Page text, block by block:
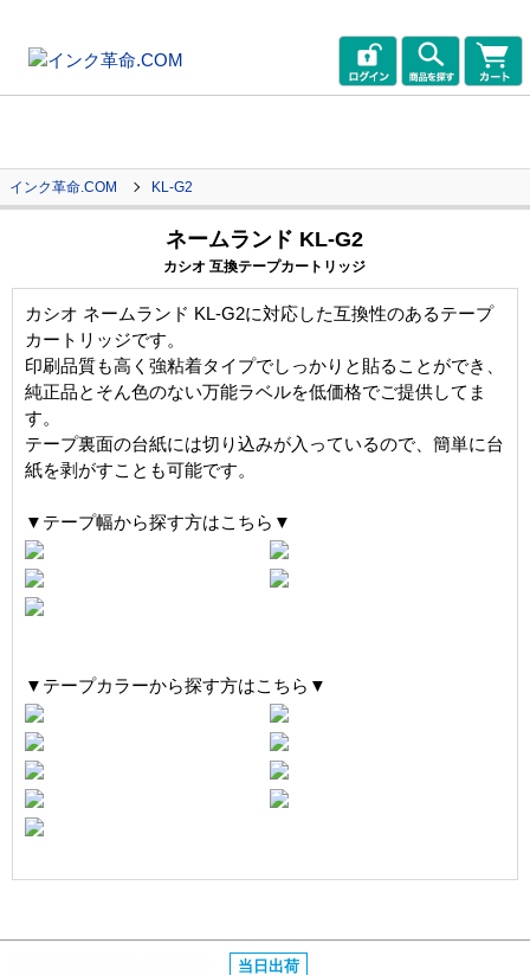
インク革命.COM KL-G2
ネームランド KL-G2
カシオ 互換テープカートリッジ
カシオ ネームランド KL-G2に対応した互換性のあるテープ
カートリッジです。
印刷品質も高く強粘着タイプでしっかりと貼ることができ、
純正品とそん色のない万能ラベルを低価格でご提供してま
す。
テープ裏面の台紙には切り込みが入っているので、簡単に台
紙を剥がすことも可能です。
▼テープ幅から探す方はこちら▼
▼テープカラーから探す方はこちら▼
当日出荷